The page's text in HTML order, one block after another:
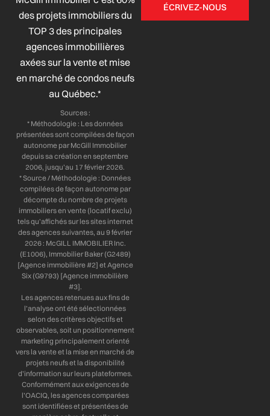
des projets immobiliers du
TOP 3 des principales
agences immobillières
axées sur la vente et mise
en marché de condos neufs
au Québec.*
Sources :
* Méthodologie : Les données
présentées sont compilées de façon
autonome par McGill Immobilier
depuis sa création en septembre
2006, jusqu’au 17 février 2026.
* Source / Méthodologie : Données
compilées de façon autonome par
décompte du nombre de projets
immobiliers en vente (locatif exclu)
tels qu’affichés sur les sites internet
des agences suivantes, au 9 février
2026 : McGILL IMMOBILIER Inc.
(E1006), Immobilier Baker (G2489)
[Agence immobilière #2] et Agence
Six (G9793) [Agence immobilière
#3].
Les agences retenues aux fins de
l’analyse ont été sélectionnées
selon des critères objectifs et
observables, soit un positionnement
marketing principalement orienté
vers la vente et la mise en marché de
projets neufs et la disponibilité
d’information sur leurs plateformes.
Conformément aux exigences de
l’OACIQ, les agences comparées
sont identifiées et présentées de
k
t
ÉCRIVEZ-NOUS